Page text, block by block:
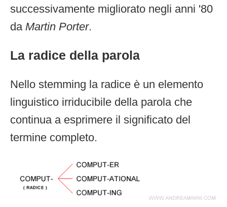
successivamente migliorato negli anni '80
da Martin Porter.
La radice della parola
Nello stemming la radice è un elemento
linguistico irriducibile della parola che
continua a esprimere il significato del
termine completo.